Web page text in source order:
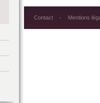
Contact Mentions